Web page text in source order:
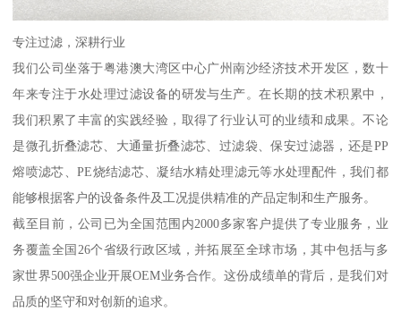
专注过滤，深耕行业
我们公司坐落于粤港澳大湾区中心广州南沙经济技术开发区，数十
年来专注于水处理过滤设备的研发与生产。在长期的技术积累中，
我们积累了丰富的实践经验，取得了行业认可的业绩和成果。不论
是微孔折叠滤芯、大通量折叠滤芯、过滤袋、保安过滤器，还是PP
熔喷滤芯、PE烧结滤芯、凝结水精处理滤元等水处理配件，我们都
能够根据客户的设备条件及工况提供精准的产品定制和生产服务。
截至目前，公司已为全国范围内2000多家客户提供了专业服务，业
务覆盖全国26个省级行政区域，并拓展至全球市场，其中包括与多
家世界500强企业开展OEM业务合作。这份成绩单的背后，是我们对
品质的坚守和对创新的追求。